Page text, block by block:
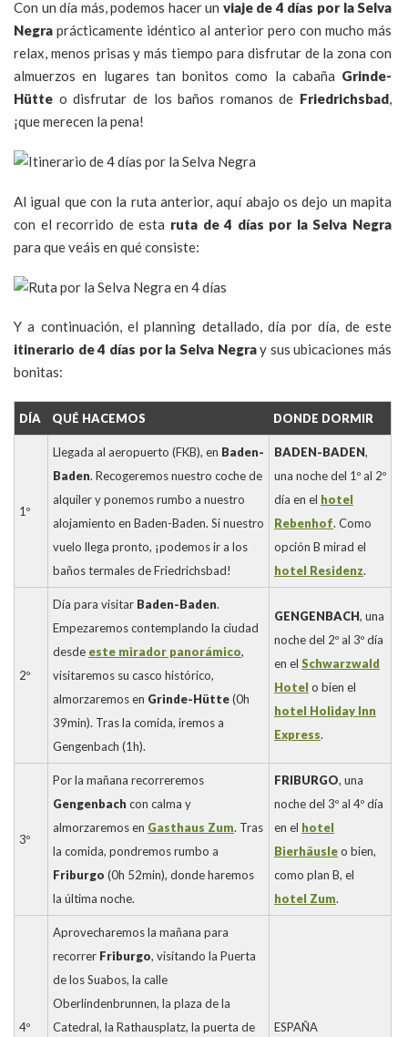
Con un día más, podemos hacer un viaje de 4 días por la Selva
Negra prácticamente idéntico al anterior pero con mucho más
relax, menos prisas y más tiempo para disfrutar de la zona con
almuerzos en lugares tan bonitos como la cabaña Grinde-
Hütte o disfrutar de los baños romanos de Friedrichsbad,
¡que merecen la pena!
Al igual que con la ruta anterior, aquí abajo os dejo un mapita
con el recorrido de esta ruta de 4 días por la Selva Negra
para que veáis en qué consiste:
Y a continuación, el planning detallado, día por día, de este
itinerario de 4 días por la Selva Negray sus ubicaciones más
bonitas:
DÍA QUÉ HACEMOS DONDE DORMIR
1º
Llegada al aeropuerto (FKB), en Baden-
Baden. Recogeremos nuestro coche de
alquiler y ponemos rumbo a nuestro
alojamiento en Baden-Baden. Si nuestro
vuelo llega pronto, ¡podemos ir a los
baños termales de Friedrichsbad!
BADEN-BADEN,
una noche del 1º al 2º
día en el hotel
Rebenhof. Como
opción B mirad el
hotel Residenz.
2º
Día para visitar Baden-Baden.
Empezaremos contemplando la ciudad
desde este mirador panorámico,
visitaremos su casco histórico,
almorzaremos en Grinde-Hütte(0h
39min). Tras la comida, iremos a
Gengenbach (1h).
GENGENBACH, una
noche del 2º al 3º día
en el Schwarzwald
Hotel o bien el
hotel Holiday Inn
Express.
3º
Por la mañana recorreremos
Gengenbach con calma y
almorzaremos en Gasthaus Zum. Tras
la comida, pondremos rumbo a
Friburgo (0h 52min), donde haremos
la última noche.
FRIBURGO, una
noche del 3º al 4º día
en el hotel
Bierhäusleo bien,
como plan B, el
hotel Zum.
4º
Aprovecharemos la mañana para
recorrer Friburgo, visitando la Puerta
de los Suabos, la calle
Oberlindenbrunnen, la plaza de la
Catedral, la Rathausplatz, la puerta de
ESPAÑA